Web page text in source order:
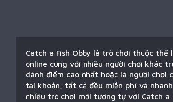
Catch a Fish Obby là trò chơi thuộc thể
online cùng với nhiều người chơi khác
dành điểm cao nhất hoặc là người chơi
tài khoản, tất cả đều miễn phí và
nhiều trò chơi mới tương tự với Catch a